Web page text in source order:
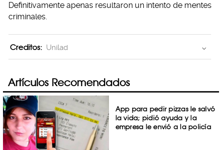
Definitivamente apenas resultaron un intento de mentes
criminales.
Creditos: Unilad
Artículos Recomendados
App para pedir pizzas le salvó
la vida; pidió ayuda y la
empresa le envió a la policía